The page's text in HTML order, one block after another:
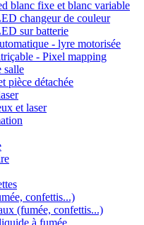
blanc fixe et blanc variable
changeur de couleur
sur batterie
- lyre motorisée
- Pixel mapping
salle
pièce détachée
et laser
confettis...)
(fumée, confettis...)
à fumée